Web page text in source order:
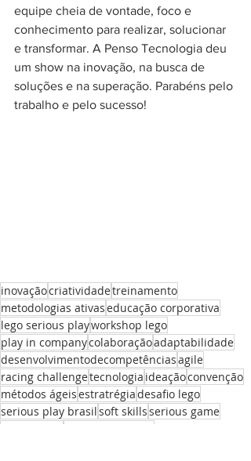
equipe cheia de vontade, foco e
conhecimento para realizar, solucionar
e transformar. A Penso Tecnologia deu
um show na inovação, na busca de
soluções e na superação. Parabéns pelo
trabalho e pelo sucesso!
inovaçãocriatividadetreinamento
metodologias ativaseducação corporativa
lego serious playworkshop lego
play in companycolaboraçãoadaptabilidade
desenvolvimentodecompetênciasagile
racing challengetecnologia ideaçãoconvenção
métodos ágeisestratrégiadesafio lego
serious play brasilsoft skillsserious game